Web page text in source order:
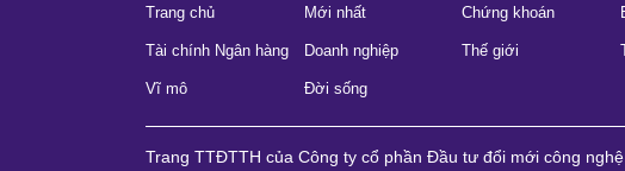
Trang chủ Mới nhất Chứng khoán
Tài chính Ngân hàng Doanh nghiệp Thế giới
Vĩ mô Đời sống
Trang TTĐTTH của Công ty cổ phần Đầu tư đổi mới công nghệ